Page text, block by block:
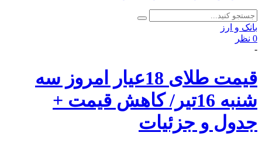
بانک و ارز
0 نظر
-
قیمت طلای 18عیار امروز سه
شنبه 16تیر/ کاهش قیمت +
جدول و جزئیات